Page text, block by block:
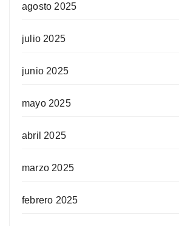
agosto 2025
julio 2025
junio 2025
mayo 2025
abril 2025
marzo 2025
febrero 2025